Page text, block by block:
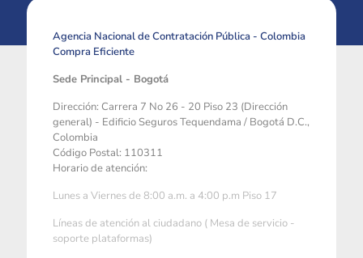
Agencia Nacional de Contratación Pública - Colombia
Compra Eficiente
Sede Principal - Bogotá
Dirección: Carrera 7 No 26 - 20 Piso 23 (Dirección
general) - Edificio Seguros Tequendama / Bogotá D.C.,
Colombia
Código Postal: 110311
Horario de atención:
Lunes a Viernes de 8:00 a.m. a 4:00 p.m Piso 17
Líneas de atención al ciudadano ( Mesa de servicio -
soporte plataformas)